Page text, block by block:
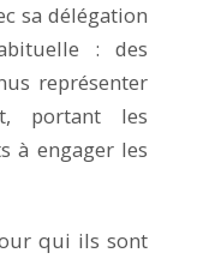
sa délégation
: des
représenter
portant les
à engager les
qui ils sont